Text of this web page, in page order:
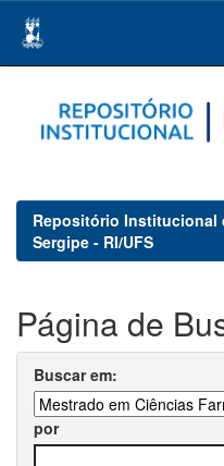
navigation
Repositório Institucional
Sergipe - RI/UFS
Página de
Buscar em:
por